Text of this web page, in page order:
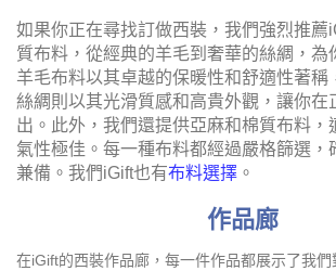
如果你正在尋找訂做西裝，我們強烈推薦
質布料，從經典的羊毛到奢華的絲綢，為
羊毛布料以其卓越的保暖性和舒適性著稱
絲綢則以其光滑質感和高貴外觀，讓你在
出。此外，我們還提供亞麻和棉質布料，
氣性極佳。每一種布料都經過嚴格篩選，
兼備。我們iGift也有布料選擇 。
作品廊
在iGift的西裝作品廊，每一件作品都展示了我